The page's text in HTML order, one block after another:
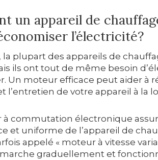
un appareil de
l’électricité?
la plupart des appareils de
ils ont tout de même besoin
Un moteur efficace peut aider à
l’entretien de votre appareil à la
à commutation électronique
et uniforme de l’appareil de
appelé « moteur à vitesse
graduellement et